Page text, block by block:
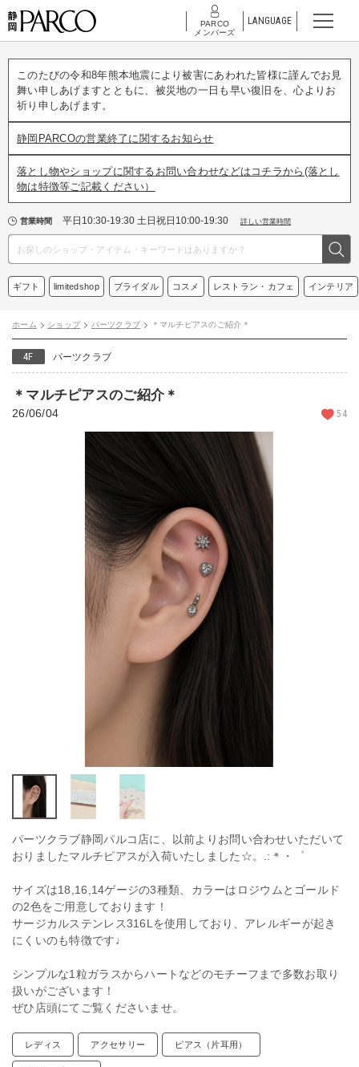
PARCO
メンバーズ
LANGUAGE
このたびの令和8年熊本地震により被害にあわれた皆様に謹んでお見
舞い申しあげますとともに、被災地の一日も早い復旧を、心よりお
祈り申しあげます。
静岡PARCOの営業終了に関するお知らせ
落とし物やショップに関するお問い合わせなどはコチラから(落とし
物は特徴等ご記載ください）
営業時間 平日10:30-19:30 土日祝日10:00-19:30 詳しい営業時間
ギフト limitedshop ブライダル コスメ レストラン・カフェ インテリア
ホーム ショップ パーツクラブ ＊マルチピアスのご紹介＊
4F パーツクラブ
＊マルチピアスのご紹介＊
26/06/04 54
パーツクラブ静岡パルコ店に、以前よりお問い合わせいただいて
おりましたマルチピアスが入荷いたしました☆。.:＊・゜
サイズは18,16,14ゲージの3種類、カラーはロジウムとゴールド
の2色をご用意しております！
サージカルステンレス316Lを使用しており、アレルギーが起き
にくいのも特徴です♩
シンプルな1粒ガラスからハートなどのモチーフまで多数お取り
扱いがございます！
ぜひ店頭にてご覧くださいませ。
レディス アクセサリー ピアス（片耳用）